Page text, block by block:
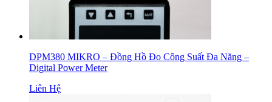
DPM380 MIKRO – Đồng Hồ Đo Công Suất Đa Năng –
Digital Power Meter
Liên Hệ